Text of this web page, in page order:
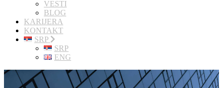
VESTI
BLOG
KARIJERA
KONTAKT
SRP
SRP
ENG